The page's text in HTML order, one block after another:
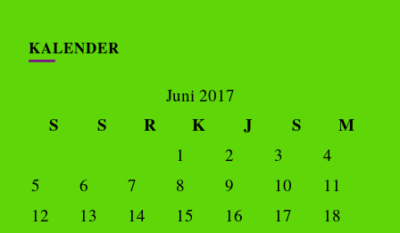
KALENDER
Juni 2017
S S R K J S M
1 2 3
4
5
6 7 8 9 10
11
12
13 14 15 16 17
18